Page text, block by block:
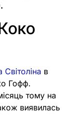
в
Гофф.
тому на
виявилась